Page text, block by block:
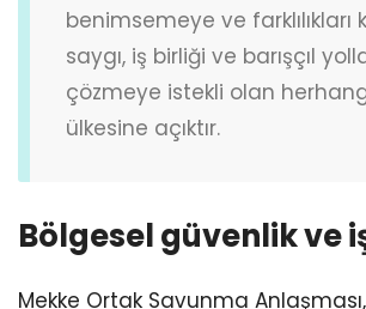
benimsemeye ve farklılıkları
saygı, iş birliği ve barışçıl
çözmeye istekli olan
ülkesine açıktır.
Bölgesel güvenlik ve
Mekke Ortak Savunma